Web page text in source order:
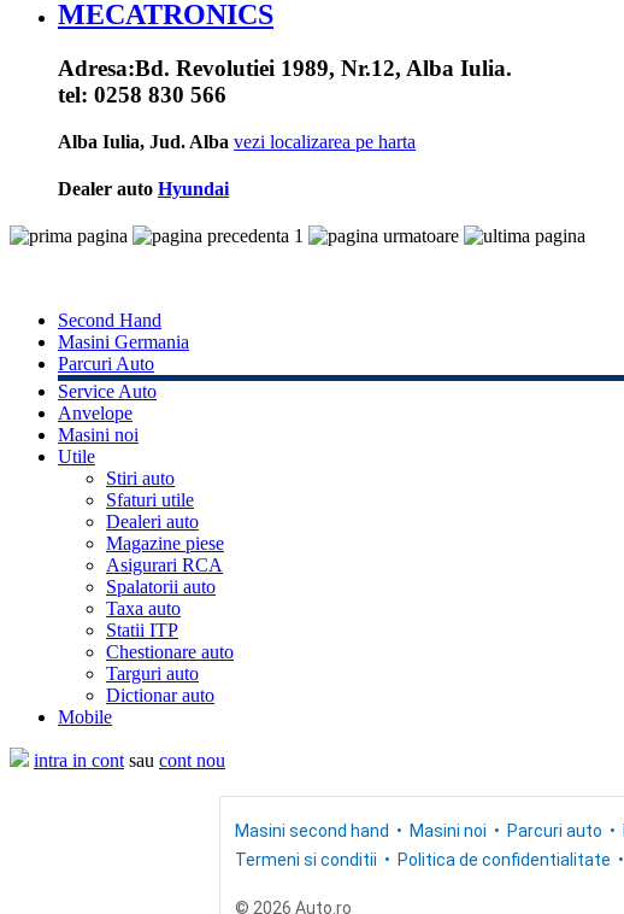
MECATRONICS
Adresa:Bd. Revolutiei 1989, Nr.12, Alba Iulia.
tel: 0258 830 566
Alba Iulia, Jud. Alba vezi localizarea pe harta
Dealer auto Hyundai
1
Second Hand
Masini Germania
Parcuri Auto
Service Auto
Anvelope
Masini noi
Utile
Stiri auto
Sfaturi utile
Dealeri auto
Magazine piese
Asigurari RCA
Spalatorii auto
Taxa auto
Statii ITP
Chestionare auto
Targuri auto
Dictionar auto
Mobile
intra in cont sau cont nou
Masini second hand Masini noi Parcuri auto
Termeni si conditii
Politica de confidentialitate
© 2026 Auto.ro